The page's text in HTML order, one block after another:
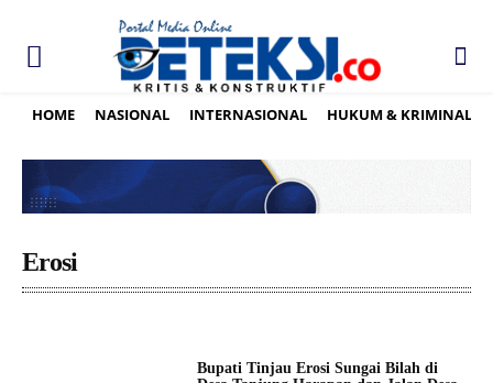
HOME NASIONAL INTERNASIONAL HUKUM & KRIMINAL
Erosi
Bupati Tinjau Erosi Sungai Bilah di